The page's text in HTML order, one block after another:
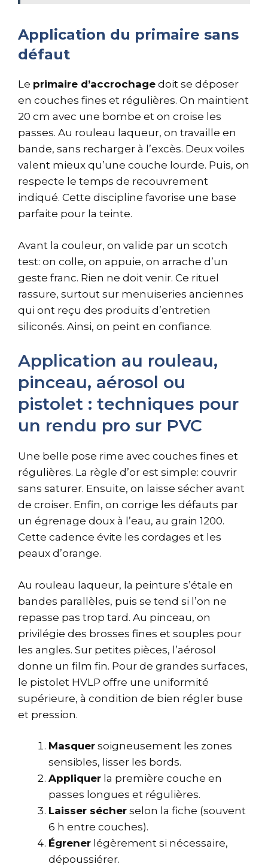
Application du primaire sans
défaut
Le primaire d’accrochage doit se déposer
en couches fines et régulières. On maintient
20 cm avec une bombe et on croise les
passes. Au rouleau laqueur, on travaille en
bande, sans recharger à l’excès. Deux voiles
valent mieux qu’une couche lourde. Puis, on
respecte le temps de recouvrement
indiqué. Cette discipline favorise une base
parfaite pour la teinte.
Avant la couleur, on valide par un scotch
test: on colle, on appuie, on arrache d’un
geste franc. Rien ne doit venir. Ce rituel
rassure, surtout sur menuiseries anciennes
qui ont reçu des produits d’entretien
siliconés. Ainsi, on peint en confiance.
Application au rouleau,
pinceau, aérosol ou
pistolet : techniques pour
un rendu pro sur PVC
Une belle pose rime avec couches fines et
régulières. La règle d’or est simple: couvrir
sans saturer. Ensuite, on laisse sécher avant
de croiser. Enfin, on corrige les défauts par
un égrenage doux à l’eau, au grain 1200.
Cette cadence évite les cordages et les
peaux d’orange.
Au rouleau laqueur, la peinture s’étale en
bandes parallèles, puis se tend si l’on ne
repasse pas trop tard. Au pinceau, on
privilégie des brosses fines et souples pour
les angles. Sur petites pièces, l’aérosol
donne un film fin. Pour de grandes surfaces,
le pistolet HVLP offre une uniformité
supérieure, à condition de bien régler buse
et pression.
Masquer soigneusement les zones
sensibles, lisser les bords.
Appliquer la première couche en
passes longues et régulières.
Laisser sécher selon la fiche (souvent
6 h entre couches).
Égrener légèrement si nécessaire,
dépoussiérer.